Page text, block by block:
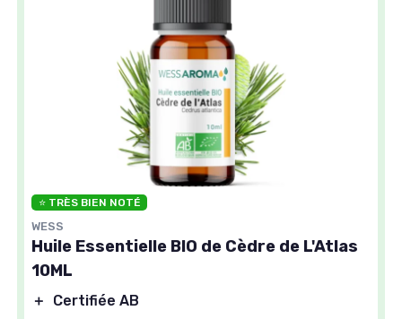
⭐ TRÈS BIEN NOTÉ
WESS
Huile Essentielle BIO de Cèdre de L'Atlas
10ML
＋
Certifiée AB